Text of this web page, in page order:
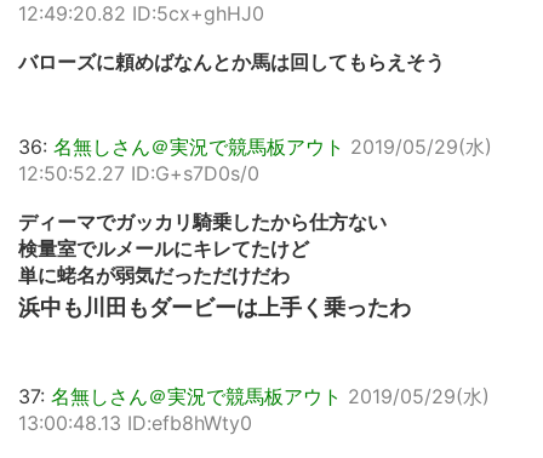
12:49:20.82 ID:5cx+ghHJ0
バローズに頼めばなんとか馬は回してもらえそう
36: 名無しさん＠実況で競馬板アウト 2019/05/29(水)
12:50:52.27 ID:G+s7D0s/0
ディーマでガッカリ騎乗したから仕方ない
検量室でルメールにキレてたけど
単に蛯名が弱気だっただけだわ
浜中も川田もダービーは上手く乗ったわ
37: 名無しさん＠実況で競馬板アウト 2019/05/29(水)
13:00:48.13 ID:efb8hWty0